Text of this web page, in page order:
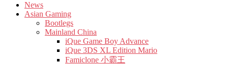
News
Asian Gaming
Bootlegs
Mainland China
iQue Game Boy Advance
iQue 3DS XL Edition Mario
Famiclone 小霸王